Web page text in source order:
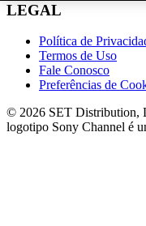
LEGAL
Política de
Termos de Uso
Fale Conosco
Preferências de
© 2026 SET Distribution,
logotipo Sony Channel é